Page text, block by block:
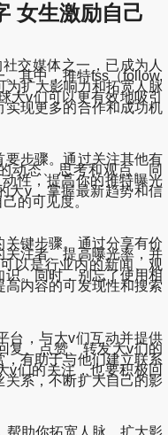
女生激励自己
交媒体之一，已成为人
其中，推特fss（follow,
为扩大影响力和拓宽人脉
大v们可以更有效地吸引
现更多的合作和成功机
步骤。通过关注其他有
动态、思考和观点。同
性，提高你的推特曝光
大v，掌握最新趋势和信
的可见度。
键步骤。通过分享有价
注者、提高曝光率，并
以是行业内的新闻、观
。同时，别忘了使用相
内容的可发现性和搜索
台，与大v们互动并提供
复、点赞、转发大v们的
有助于与他们建立联系
v们的关注，也要积极回
系，不断扩大自己的影